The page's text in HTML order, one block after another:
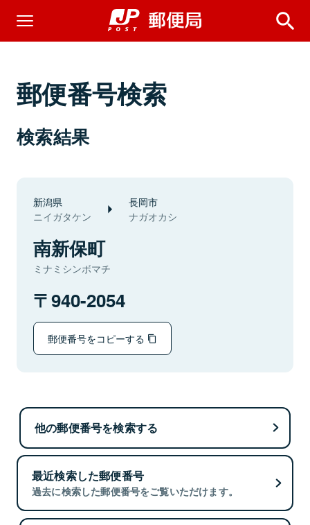
郵便番号検索
検索結果
新潟県
ニイガタケン
長岡市
ナガオカシ
南新保町
ミナミシンボマチ
940-2054
郵便番号をコピーする
他の郵便番号を検索する
最近検索した郵便番号
過去に検索した郵便番号をご覧いただけます。